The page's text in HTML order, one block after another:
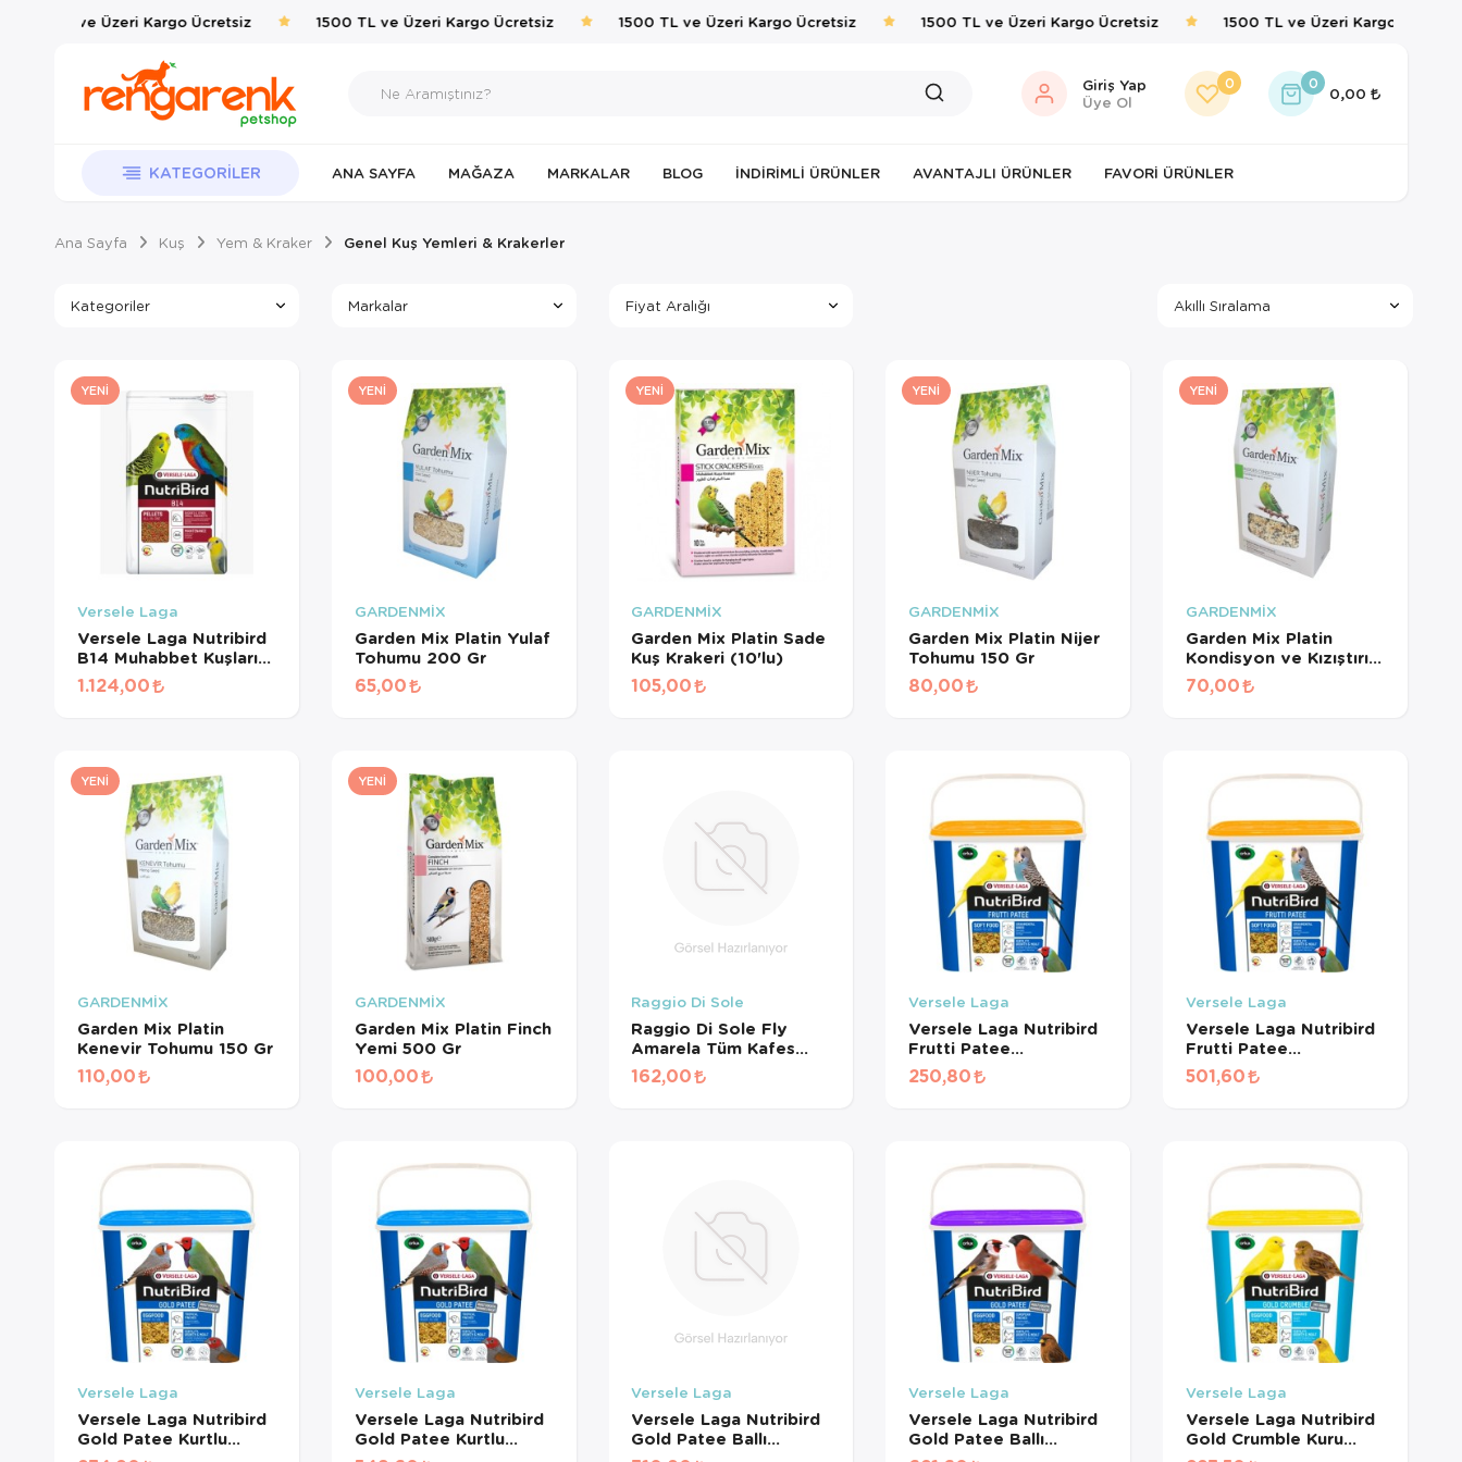
TL ve Üzeri Kargo Ücretsiz 1500 TL ve Üzeri Kargo Ücretsiz 1500 TL ve Üzeri Kargo Ücretsiz 1500 TL ve Üzeri Kargo Ücretsiz 1500 TL ve Üzeri Kargo Ücretsiz
Giriş Yap
Üye Ol
0 0
0,00
KATEGORILER ANA SAYFA MAĞAZA MARKALAR BLOG İNDIRIMLI ÜRÜNLER AVANTAJLI ÜRÜNLER FAVORI ÜRÜNLER
Ana Sayfa Kuş Yem & Kraker Genel Kuş Yemleri & Krakerler
Kategoriler Markalar Fiyat Aralığı
YENI
Versele Laga
Versele Laga Nutribird
B14 Muhabbet Kuşları
Ve Mini Paraketler İçin
Meyveli Pelet Yem 3
1.124,00
YENI
GARDENMİX
Garden Mix Platin Yulaf
Tohumu 200 Gr
65,00
YENI
GARDENMİX
Garden Mix Platin Sade
Kuş Krakeri (10'lu)
105,00
YENI
GARDENMİX
Garden Mix Platin Nijer
Tohumu 150 Gr
80,00
YENI
GARDENMİX
Garden Mix Platin
Kondisyon ve Kızıştırıcı
Yem 150 Gr
70,00
YENI
GARDENMİX
Garden Mix Platin
Kenevir Tohumu 150 Gr
110,00
YENI
GARDENMİX
Garden Mix Platin Finch
Yemi 500 Gr
100,00
Raggio Di Sole
Raggio Di Sole Fly
Amarela Tüm Kafes
Kuşları İçin Nemli
Yumurtalı Mama (500
162,00
Versele Laga
Versele Laga Nutribird
Frutti Patee
Meyveli&Ballı
Kondisyon Maması
250,80
Versele Laga
Versele Laga Nutribird
Frutti Patee
Meyveli&Ballı
Kondisyon Maması
501,60
Versele Laga
Versele Laga Nutribird
Gold Patee Kurtlu
Karidesli Ballı Yumurta
Versele Laga
Versele Laga Nutribird
Gold Patee Kurtlu
Karidesli Ballı Yumurta
Versele Laga
Versele Laga Nutribird
Gold Patee Ballı
Böcekli Karidesli Mama
Versele Laga
Versele Laga Nutribird
Gold Patee Ballı
Böcekli Karidesli Mama
Versele Laga
Versele Laga Nutribird
Gold Crumble Kuru
Yumurta Maması (500